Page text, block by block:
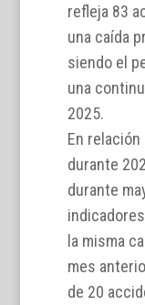
refleja 83
una caída
siendo el
una
2025.
En
durante
durante
la misma
mes
de 20